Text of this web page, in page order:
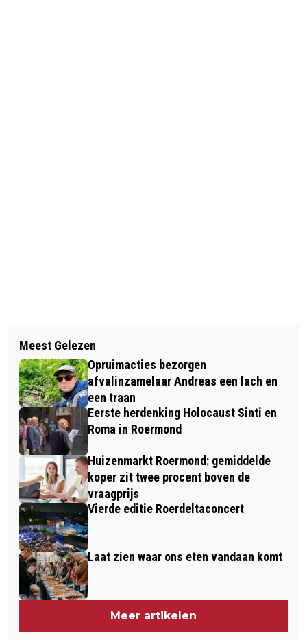
MEER ROERMONDSE ZZP'ERS
GESTOPT
GRATIS BUSREIS NAAR HERDENKING
IN MARIËNHEEM: EERBETOON AAN
SLACHTOFFERS EN HULPVERLENERS
Meest Gelezen
Opruimacties bezorgen
afvalinzamelaar Andreas een lach en
een traan
Eerste herdenking Holocaust Sinti en
Roma in Roermond
Huizenmarkt Roermond: gemiddelde
koper zit twee procent boven de
vraagprijs
Vierde editie Roerdeltaconcert
Laat zien waar ons eten vandaan komt
Meer artikelen